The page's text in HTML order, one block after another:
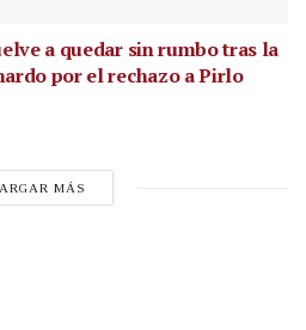
a quedar sin rumbo tras la
por el rechazo a Pirlo
MÁS